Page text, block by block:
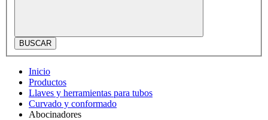
BUSCAR
Inicio
Productos
Llaves y herramientas para tubos
Curvado y conformado
Abocinadores